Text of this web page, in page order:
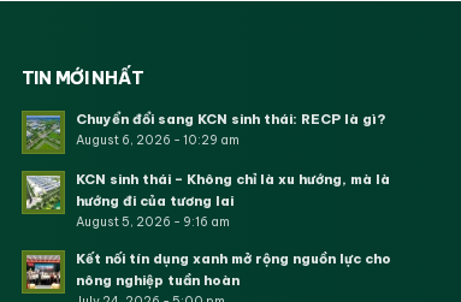
TIN MỚI NHẤT
Chuyển đổi sang KCN sinh thái: RECP là gì?
August 6, 2026 - 10:29 am
KCN sinh thái – Không chỉ là xu hướng, mà là
hướng đi của tương lai
August 5, 2026 - 9:16 am
Kết nối tín dụng xanh mở rộng nguồn lực cho
nông nghiệp tuần hoàn